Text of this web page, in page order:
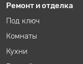
Ремонт и отделка
Под ключ
Комнаты
Кухни